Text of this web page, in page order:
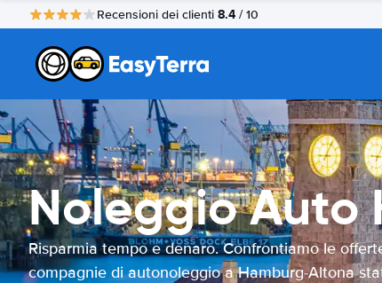
Recensioni dei clienti 8.4 / 10
Noleggio
Risparmia tempo e denaro. Confrontiamo le
compagnie di autonoleggio a Hamburg-Altona